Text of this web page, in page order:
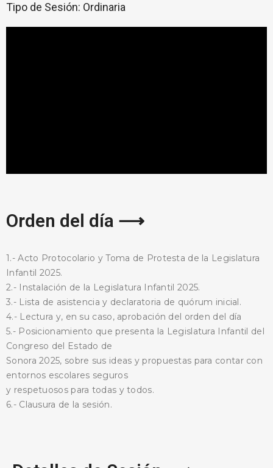
Tipo de Sesión: Ordinaria
Orden del día ⟶
1.- Acto Protocolario y Toma de Protesta de la Legislatura
Infantil 2025.
2.- Instalación de la Legislatura Infantil 2025.
3.- Lista de asistencia y declaratoria de quórum inicial.
4.- Lectura y, en su caso, aprobación del orden del día
5.- Posicionamiento que presenta la Legislatura Infantil del
Congreso del Estado de
Sonora 2025, sobre sus ideas y propuestas para contar con
entornos escolares seguros
y respetuosos para todas y todos.
6.- Clausura de la sesión.